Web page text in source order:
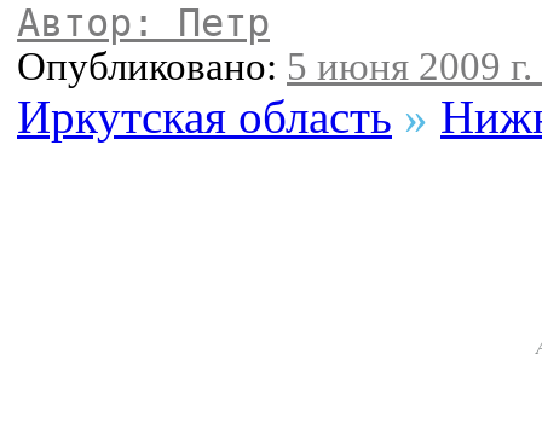
Автор: Петр
Опубликовано: 5 июня 2009
Иркутская область »